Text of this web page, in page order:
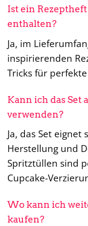
Ist ein
enthalten?
Ja, im
inspirierenden
Tricks für
Kann ich das Set
verwenden?
Ja, das Set
Herstellung und
Spritztüllen sind
Cupcake-
Wo kann ich
kaufen?